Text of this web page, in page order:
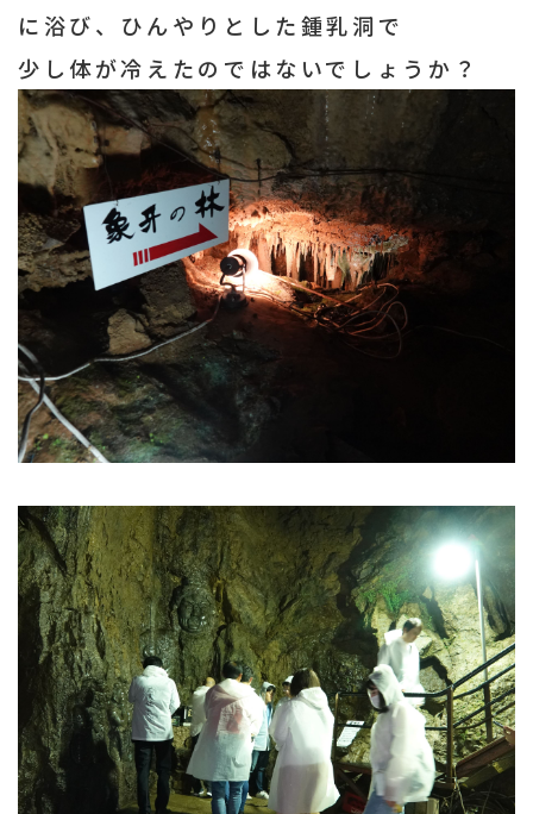
に浴び、ひんやりとした鍾乳洞で
少し体が冷えたのではないでしょうか？